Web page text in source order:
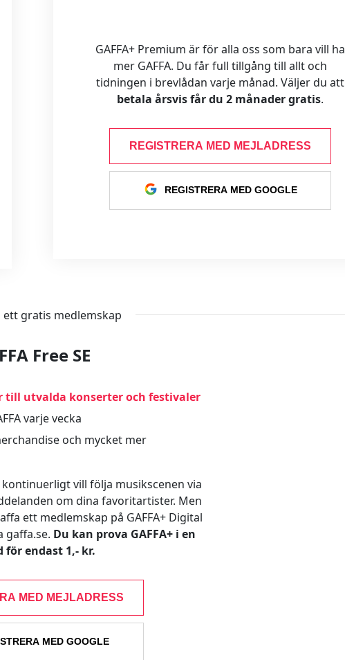
GAFFA+ Premium är för alla oss som bara vill ha
mer GAFFA. Du får full tillgång till allt och
tidningen i brevlådan varje månad. Väljer du att
betala årsvis får du 2 månader gratis.
REGISTRERA MED MEJLADRESS
REGISTRERA MED GOOGLE
ett gratis medlemskap
Free SE
till utvalda konserter och festivaler
varje vecka
och mycket mer
kontinuerligt vill följa musikscenen via
om dina favoritartister. Men
ett medlemskap på GAFFA+ Digital
gaffa.se. Du kan prova GAFFA+ i en
för endast 1,- kr.
MED MEJLADRESS
MED GOOGLE